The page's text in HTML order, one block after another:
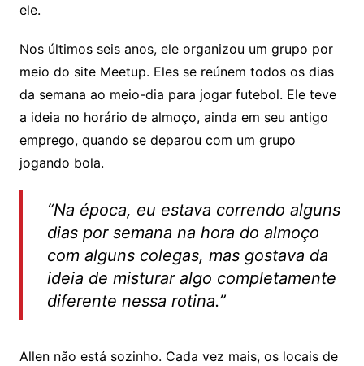
ele.
Nos últimos seis anos, ele organizou um grupo por
meio do site Meetup. Eles se reúnem todos os dias
da semana ao meio-dia para jogar futebol. Ele teve
a ideia no horário de almoço, ainda em seu antigo
emprego, quando se deparou com um grupo
jogando bola.
“Na época, eu estava correndo alguns
dias por semana na hora do almoço
com alguns colegas, mas gostava da
ideia de misturar algo completamente
diferente nessa rotina.”
Allen não está sozinho. Cada vez mais, os locais de